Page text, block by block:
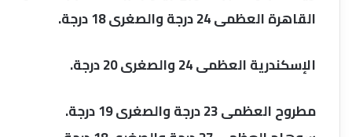
القاهرة العظمى 24 درجة والصغرى 18 درجة.
الإسكندرية العظمى 24 والصغرى 20 درجة.
مطروح العظمى 23 درجة والصغرى 19 درجة.